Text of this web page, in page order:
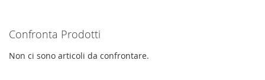
Confronta Prodotti
Non ci sono articoli da confrontare.